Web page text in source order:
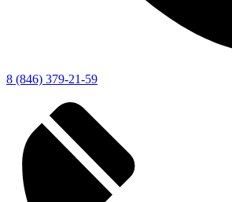
8 (846) 379-21-59